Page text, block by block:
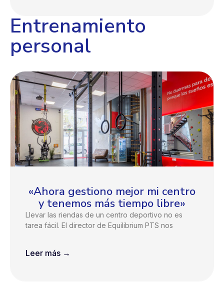
Entrenamiento
personal
«Ahora gestiono mejor mi centro
y tenemos más tiempo libre»
Llevar las riendas de un centro deportivo no es
tarea fácil. El director de Equilibrium PTS nos
Leer más →